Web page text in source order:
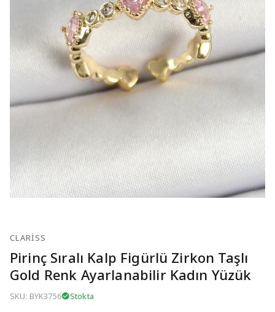
CLARISS
Pirinç Sıralı Kalp Figürlü Zirkon Taşlı
Gold Renk Ayarlanabilir Kadın Yüzük
SKU: BYK3756 Stokta